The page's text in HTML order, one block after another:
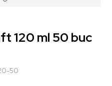
120 ml 50 buc
50